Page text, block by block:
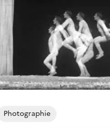
Photographie